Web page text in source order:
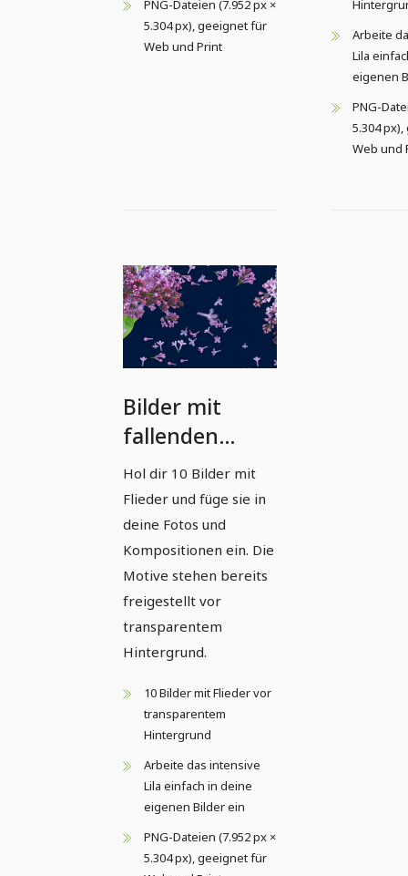
PNG-Dateien (7.952 px ×
5.304 px), geeignet für
Web und Print
Arbeite
Lila
eigenen
PNG-
5.304
Web und
Bilder mit
fallenden
Fliederblüten
vor
transparentem
Hintergrund
Hol dir 10 Bilder mit
Flieder und füge sie in
deine Fotos und
Kompositionen ein. Die
Motive stehen bereits
freigestellt vor
transparentem
Hintergrund.
10 Bilder mit Flieder vor
transparentem
Hintergrund
Arbeite das intensive
Lila einfach in deine
eigenen Bilder ein
PNG-Dateien (7.952 px ×
5.304 px), geeignet für